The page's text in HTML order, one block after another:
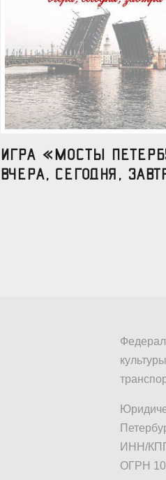
Игра «Мосты
вчера, сегодня,
ИНН/КПП
ОГРН